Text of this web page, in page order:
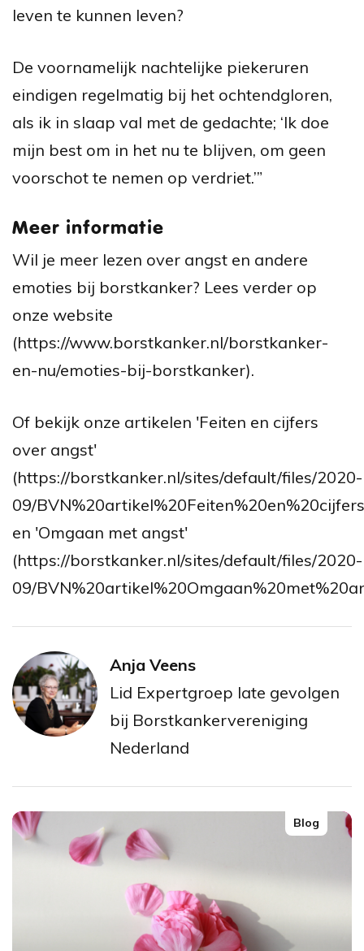
leven te kunnen leven?
De voornamelijk nachtelijke piekeruren
eindigen regelmatig bij het ochtendgloren,
als ik in slaap val met de gedachte; ‘Ik doe
mijn best om in het nu te blijven, om geen
voorschot te nemen op verdriet.’”
Meer informatie
Wil je meer lezen over angst en andere
emoties bij borstkanker? Lees verder op
onze website
(https://www.borstkanker.nl/borstkanker-
en-nu/emoties-bij-borstkanker).
Of bekijk onze artikelen 'Feiten en cijfers
over angst'
(https://borstkanker.nl/sites/default/files/2020-
09/
en 'Omgaan met angst'
(https://borstkanker.nl/sites/default/files/2020-
09/
Anja Veens
Lid Expertgroep late gevolgen
bij Borstkankervereniging
Nederland
Blog